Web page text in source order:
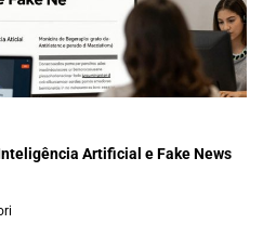
Artificial e Fake News